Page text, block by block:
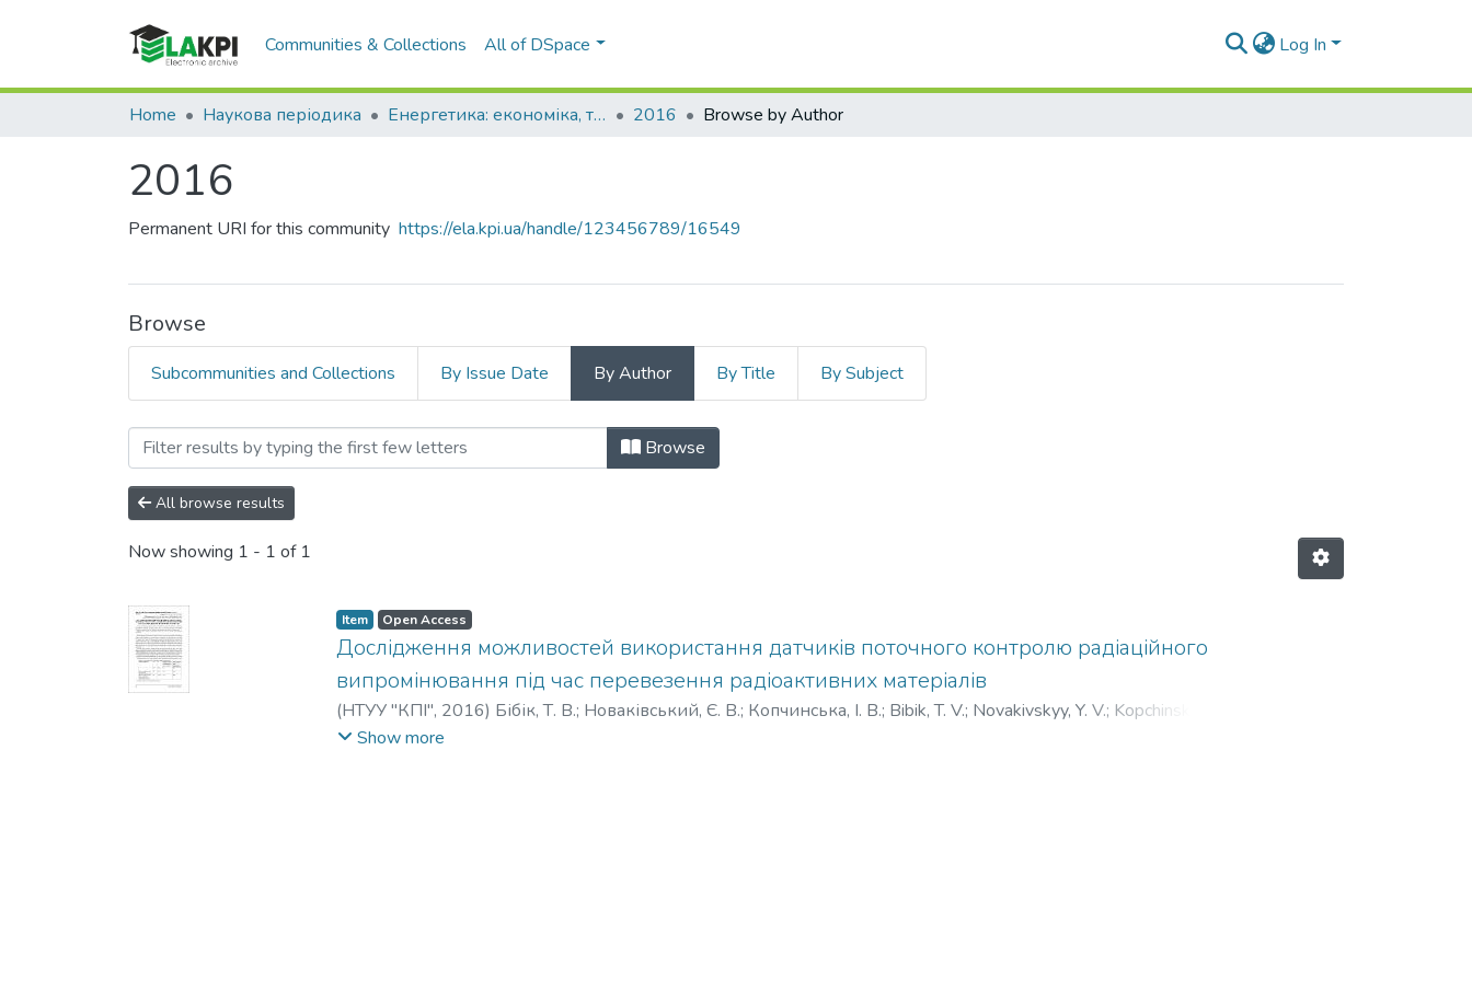
Communities & Collections All of DSpace Log In
Home Наукова періодика Енергетика: економіка, технології, екологія 2016 Browse by Author
2016
Permanent URI for this community https://ela.kpi.ua/handle/123456789/16549
Browse
Subcommunities and Collections By Issue Date By Author By Title By Subject
Browsing 2016 by Author "Bibik, T. V."Browse
All browse results
Now showing 1 - 1 of 1
Item Open Access
Дослідження можливостей використання датчиків поточного контролю радіаційного
випромінювання під час перевезення радіоактивних матеріалів
(НТУУ "КПІ", 2016) Бібік, Т. В.; Новаківський, Є. В.; Копчинська, І. В.; Bibik, T. V.; Novakivskyy, Y. V.; Kopchinskay, I.
V. Show more